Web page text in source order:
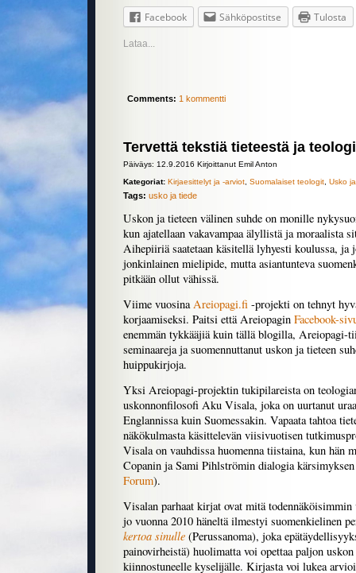
Facebook Sähköpostitse Tulosta
Lataa...
Comments: 1 kommentti
Tervettä tekstiä tieteestä ja
Päiväys: 12.9.2016 Kirjoittanut Emil Anton
Kategoriat: Kirjaesittelyt ja -arviot, Suomalaiset teologit, Usko
Tags: usko ja tiede
Uskon ja tieteen välinen suhde on monille
kun ajatellaan vakavampaa älyllistä ja moraalista
Aihepiiriä saatetaan käsitellä lyhyesti koulussa, ja
jonkinlainen mielipide, mutta asiantunteva
pitkään ollut vähissä.
Viime vuosinaAreiopagi.fi -projekti on tehnyt
korjaamiseksi. Paitsi että Areiopagin Facebook-
enemmän tykkääjiä kuin tällä blogilla, Areiopagi-
seminaareja ja suomennuttanut uskon ja tieteen
huippukirjoja.
Yksi Areiopagi-projektin tukipilareista on
uskonnonfilosofi Aku Visala, joka on uurtanut
Englannissa kuin Suomessakin. Vapaata tahtoa
näkökulmasta käsittelevän viisivuotisen
Visala on vauhdissa huomenna tiistaina, kun hän
Copanin ja Sami Pihlströmin dialogia
Forum).
Visalan parhaat kirjat ovat mitä
jo vuonna 2010 häneltä ilmestyi suomenkielinen
kertoa sinulle (Perussanoma), joka
painovirheistä) huolimatta voi opettaa paljon
kiinnostuneelle kyselijälle. Kirjasta voi lukea